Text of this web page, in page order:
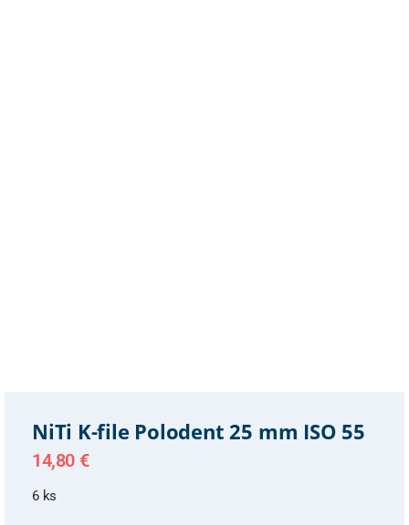
NiTi K-file Polodent 25 mm ISO 55
14,80 €
6 ks